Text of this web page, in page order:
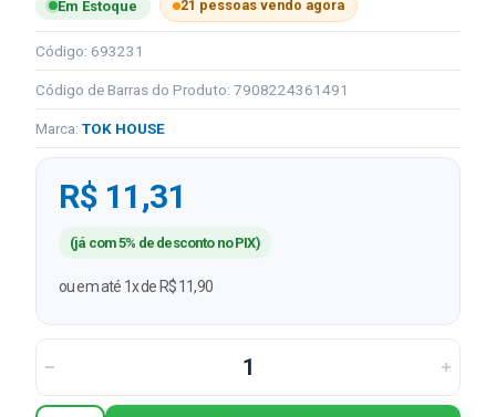
Em Estoque 21 pessoas vendo agora
Código: 693231
Código de Barras do Produto: 7908224361491
Marca: TOK HOUSE
R$ 11,31
(já com 5% de desconto no PIX)
ou em até 1x de R$ 11,90